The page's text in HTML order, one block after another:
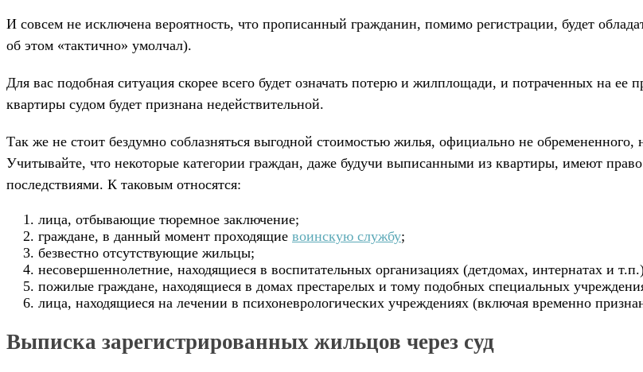
И совсем не исключена вероятность, что прописанный гражданин, помимо регистрации, будет
об этом «тактично» умолчал).
Для вас подобная ситуация скорее всего будет означать потерю и жилплощади, и потраченных на ее
квартиры судом будет признана недействительной.
Так же не стоит бездумно соблазняться выгодной стоимостью жилья, официально не
Учитывайте, что некоторые категории граждан, даже будучи выписанными из квартиры, имеют
последствиями. К таковым относятся:
лица, отбывающие тюремное заключение;
граждане, в данный момент проходящие воинскую службу;
безвестно отсутствующие жильцы;
несовершеннолетние, находящиеся в воспитательных организациях (детдомах, интернатах и
пожилые граждане, находящиеся в домах престарелых и тому подобных специальных
лица, находящиеся на лечении в психоневрологических учреждениях (включая временно
Выписка зарегистрированных жильцов через суд